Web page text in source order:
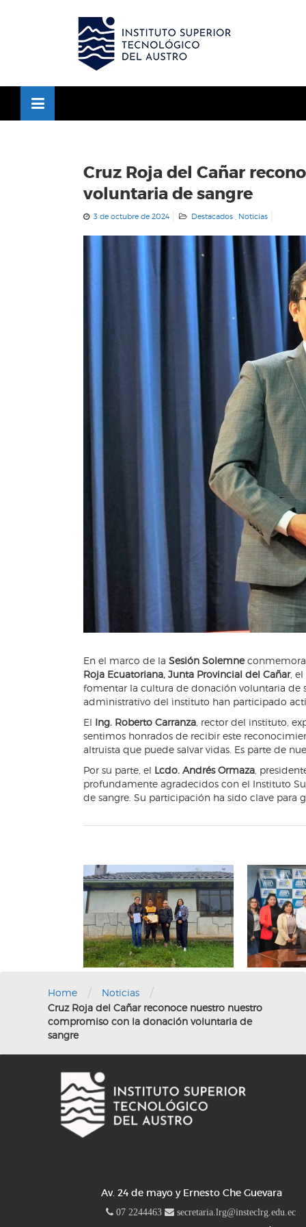
Cruz Roja del Cañar
voluntaria de sangre
3 de octubre de 2024 Destacados Noticias
En el marco de la Sesión Solemne
Roja Ecuatoriana, Junta Provincial del Cañar, el
fomentar la cultura de donación voluntaria de
administrativo del instituto han participado
El Ing. Roberto Carranza , rector del instituto,
sentimos honrados de recibir este
altruista que puede salvar vidas. Es parte de
Por su parte, el Lcdo. Andrés Ormaza ,
profundamente agradecidos con el Instituto
de sangre. Su participación ha sido clave para
Home / Noticias /
Cruz Roja del Cañar reconoce nuestro nuestro
compromiso con la donación voluntaria de
sangre
Av. 24 de mayo y Ernesto Che Guevara
07 2244463 secretaria.lrg@insteclrg.edu.ec